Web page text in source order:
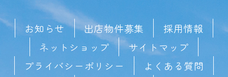
お知らせ 出店物件募集
採用情報
ネットショップ
サイトマップ
プライバシーポリシー
よくある質問